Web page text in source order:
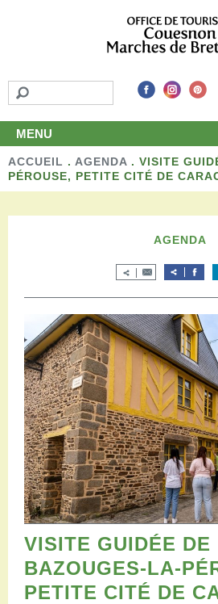
MENU
Accueil
Découvrir
Terroir et artisans
Autour de chez nous
Séjourner
Hébergements
Restaurants
Aires de camping-car
Salles de réception
Aires de pique-nique
Randonner
Randonnées pédestres
Randonnées vélo
Randonnées VTT
Randonnées équestres
Agenda
Pratique
Nous contacter
ACCUEIL . AGENDA . VISITE
PÉROUSE, PETITE CITÉ DE
AGENDA
VISITE GUIDÉE DE
BAZOUGES-LA-
PETITE CITÉ DE